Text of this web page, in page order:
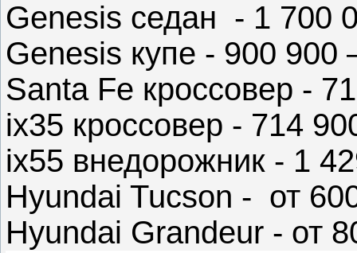
Genesis седан - 1 700
Genesis купе - 900
Santa Fe кроссовер -
ix35 кроссовер - 714
ix55 внедорожник - 1
Hyundai Tucson - от
Hyundai Grandeur - от